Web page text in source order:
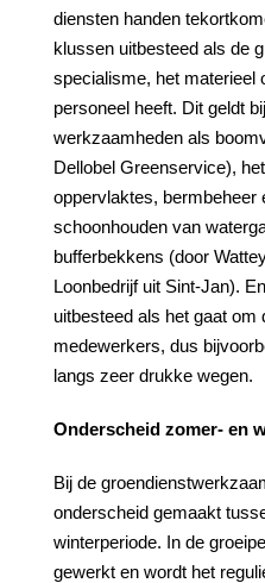
diensten handen
klussen uitbesteed als de
specialisme, het materieel
personeel heeft. Dit geldt
werkzaamheden als
Dellobel Greenservice),
oppervlaktes, bermbeheer
schoonhouden van
bufferbekkens (door
Loonbedrijf uit Sint-Jan).
uitbesteed als het gaat om
medewerkers, dus
langs zeer drukke wegen.
Onderscheid zomer- en
Bij de
onderscheid gemaakt
winterperiode. In de
gewerkt en wordt het